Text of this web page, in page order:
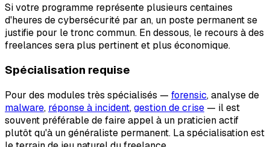
Si votre programme représente plusieurs centaines
d'heures de cybersécurité par an, un poste permanent se
justifie pour le tronc commun. En dessous, le recours à des
freelances sera plus pertinent et plus économique.
Spécialisation requise
Pour des modules très spécialisés — forensic, analyse de
malware, réponse à incident,gestion de crise — il est
souvent préférable de faire appel à un praticien actif
plutôt qu'à un généraliste permanent. La spécialisation est